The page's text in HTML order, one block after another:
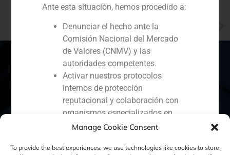
Manage Cookie Consent
To provide the best experiences, we use technologies like cookies to store
Portugal Colombia
Ecuador Perú Chile China
Ante esta situación, hemos procedido a:
Denunciar el hecho ante la
Comisión Nacional del Mercado
de Valores (CNMV) y las
autoridades competentes.
Activar nuestros protocolos
internos de protección
reputacional y colaboración con
organismos especializados en
ciberseguridad.
clientes, colaboradores y al público en